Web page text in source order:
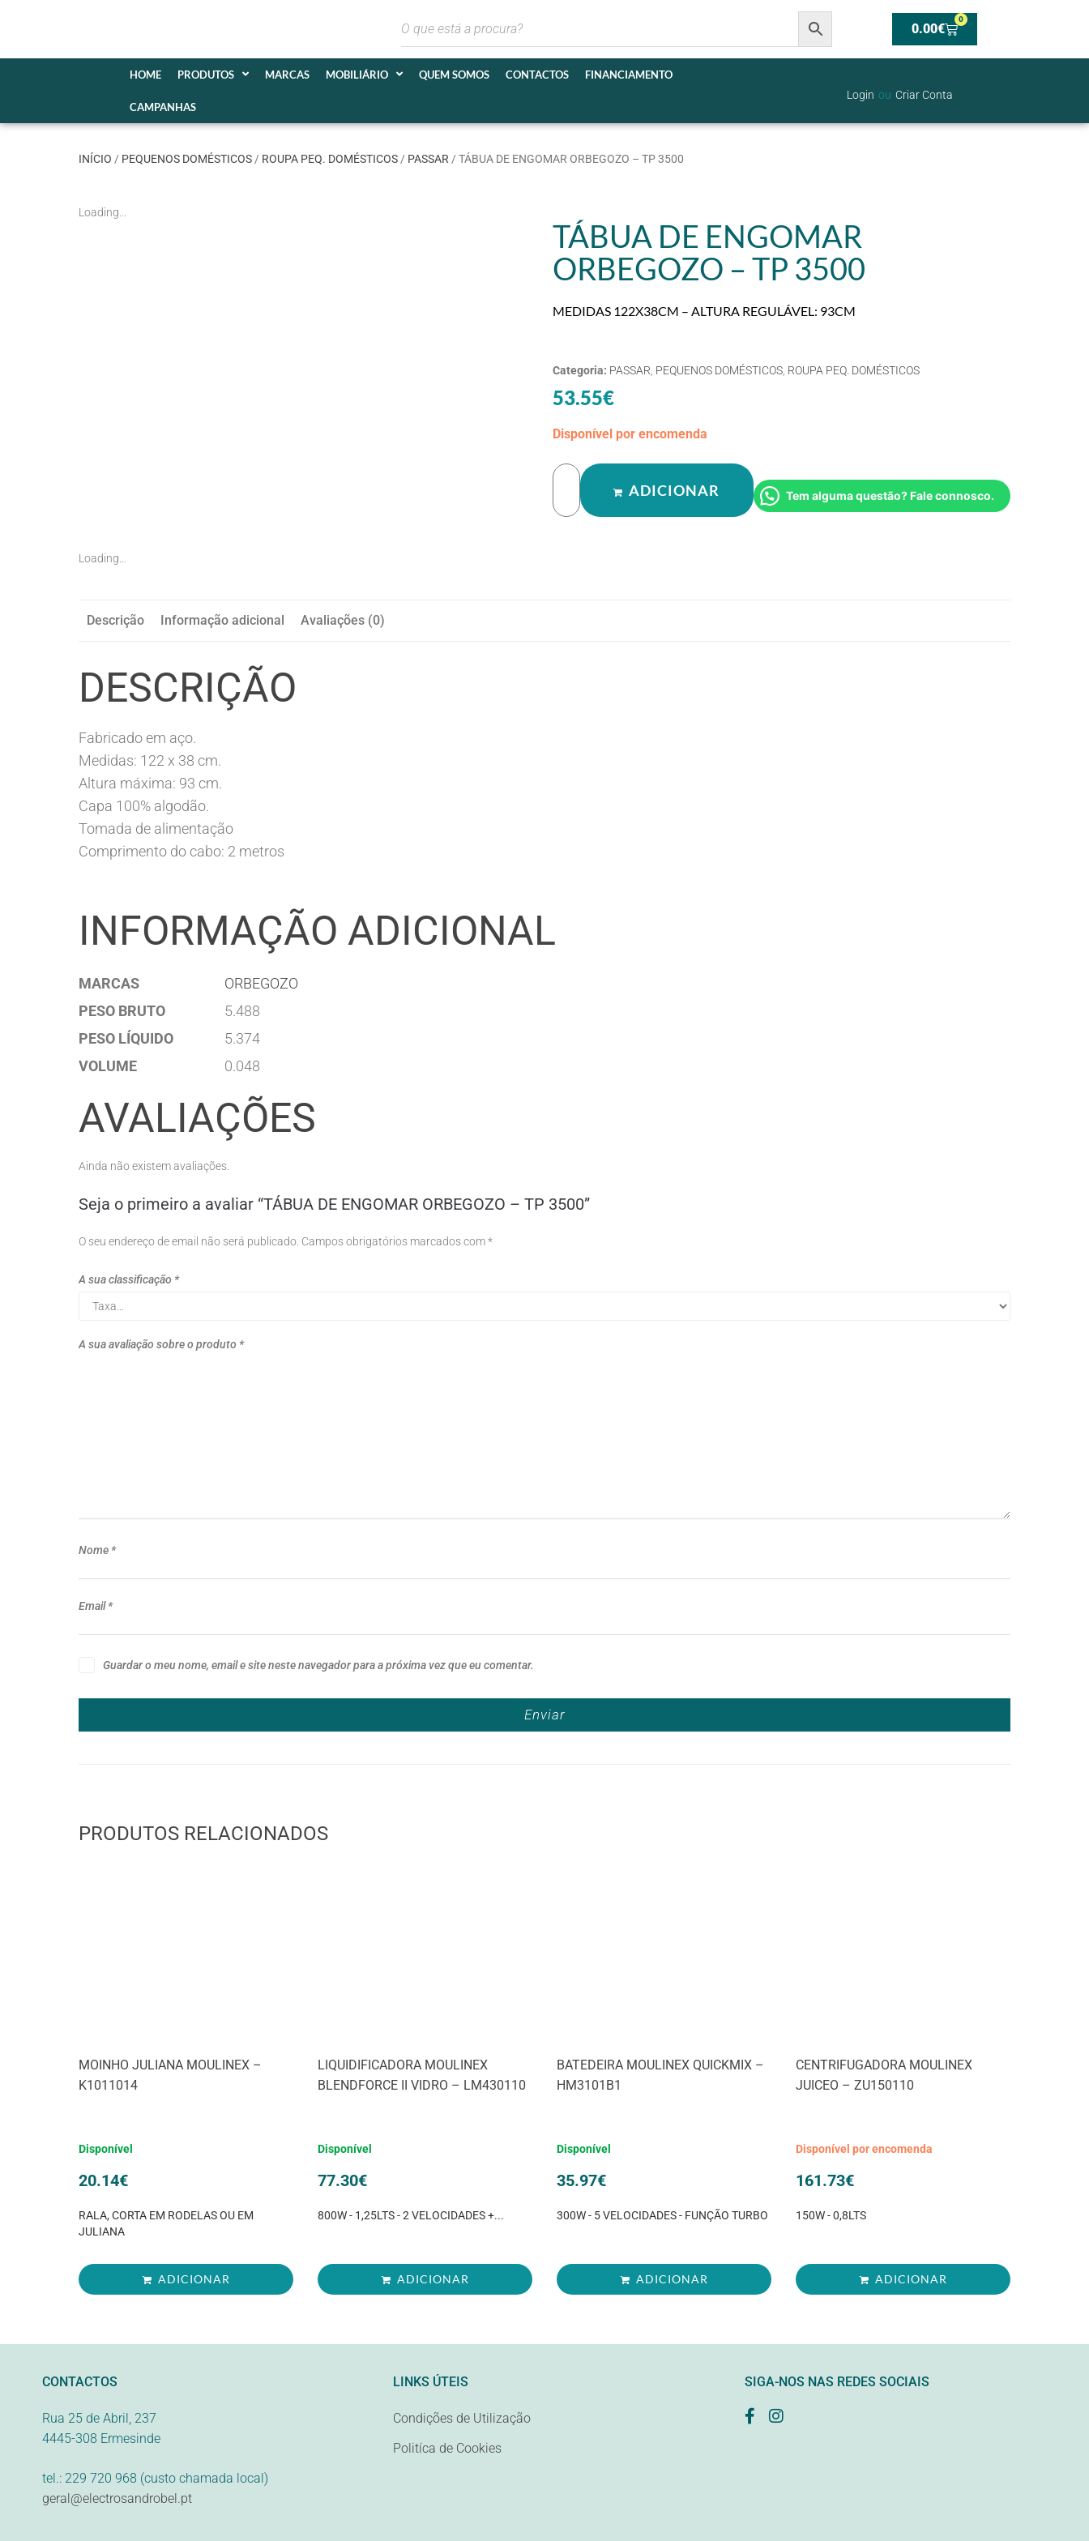
0.00€
0
HOME PRODUTOS MARCAS MOBILIÁRIO QUEM SOMOS CONTACTOS FINANCIAMENTO
CAMPANHAS
Login ou Criar Conta
INÍCIO / PEQUENOS DOMÉSTICOS/ ROUPA PEQ. DOMÉSTICOS/ PASSAR/ TÁBUA DE ENGOMAR ORBEGOZO – TP 3500
Loading...
TÁBUA DE ENGOMAR
ORBEGOZO – TP 3500
MEDIDAS 122X38CM – ALTURA REGULÁVEL: 93CM
Categoria: PASSAR PEQUENOS DOMÉSTICOS ROUPA PEQ. DOMÉSTICOS
53.55€
Disponível por encomenda
ADICIONAR Tem alguma questão? Fale connosco.
Loading...
Descrição Informação adicional Avaliações (0)
DESCRIÇÃO
Fabricado em aço.
Medidas: 122 x 38 cm.
Altura máxima: 93 cm.
Capa 100% algodão.
Tomada de alimentação
Comprimento do cabo: 2 metros
INFORMAÇÃO ADICIONAL
MARCAS
ORBEGOZO
PESO BRUTO
5.488
PESO LÍQUIDO
5.374
VOLUME
0.048
AVALIAÇÕES
Ainda não existem avaliações.
Seja o primeiro a avaliar “TÁBUA DE ENGOMAR ORBEGOZO – TP 3500”
O seu endereço de email não será publicado. Campos obrigatórios marcados com*
A sua classificação *
A sua avaliação sobre o produto *
Nome *
Email*
Guardar o meu nome, email e site neste navegador para a próxima vez que eu comentar.
PRODUTOS RELACIONADOS
MOINHO JULIANA MOULINEX –
K1011014
Disponível
20.14€
RALA, CORTA EM RODELAS OU EM
JULIANA
ADICIONAR
LIQUIDIFICADORA MOULINEX
BLENDFORCE II VIDRO – LM430110
Disponível
77.30€
800W - 1,25LTS - 2 VELOCIDADES +...
ADICIONAR
BATEDEIRA MOULINEX QUICKMIX –
HM3101B1
Disponível
35.97€
300W - 5 VELOCIDADES - FUNÇÃO TURBO
ADICIONAR
CENTRIFUGADORA MOULINEX
JUICEO – ZU150110
Disponível por encomenda
161.73€
150W - 0,8LTS
ADICIONAR
CONTACTOS
Rua 25 de Abril, 237
4445-308 Ermesinde
tel.: 229 720 968 (custo chamada local)
geral@electrosandrobel.pt
LINKS ÚTEIS
Condições de Utilização
Politíca de Cookies
SIGA-NOS NAS REDES SOCIAIS